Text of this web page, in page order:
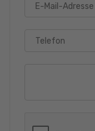
E-Mail-Adresse
Telefon